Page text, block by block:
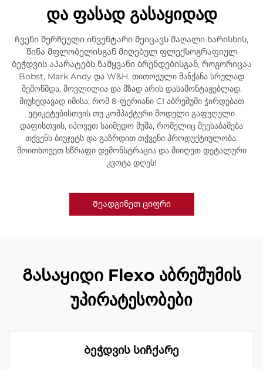
და ფასად გასაყიდად
Ჩვენი შერჩეული ინვენტარი შეიცავს მაღალი ხარისხის,
წინა მფლობელისგან მიღებულ ფლექსოგრაფიულ
ბეჭდვის აპარატებს წამყვანი ბრენდებისგან, როგორიცაა
Bobst, Mark Andy და W&H. თითოეული მანქანა სრულად
შემოწმდა, მოვლილია და მზად არის დასამონტაჟებლად.
მიუხედავად იმისა, რომ 8-ფერიანი CI აბრეშუმი ჭირდებათ
ეტიკეტებისთვის თუ კომპაქტური მოდელი გაფუღული
დაფისთვის, იპოვეთ საიმედო მუშა, რომელიც შეესაბამება
თქვენს ბიუჯეტს და გაზრდით თქვენი პროდუქტიულობა.
მოითხოვეთ სწრაფი დემონსტრაცია და მიიღეთ დეტალური
კვოტა დღეს!
Შეადგინეთ ციფრი
Გასაყიდი Flexo აბრეშუმის
უპირატესობები
Ბეჭდვის სიჩქარე